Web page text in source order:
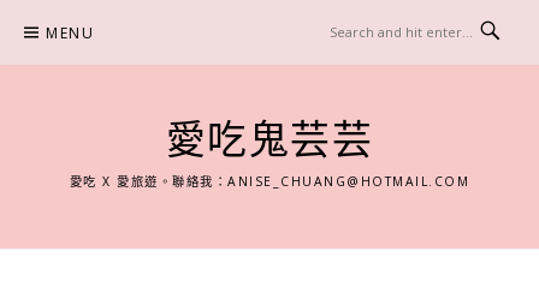
content
MENU
愛吃鬼芸芸
愛吃 X 愛旅遊。聯絡我：ANISE_CHUANG@HOTMAIL.COM